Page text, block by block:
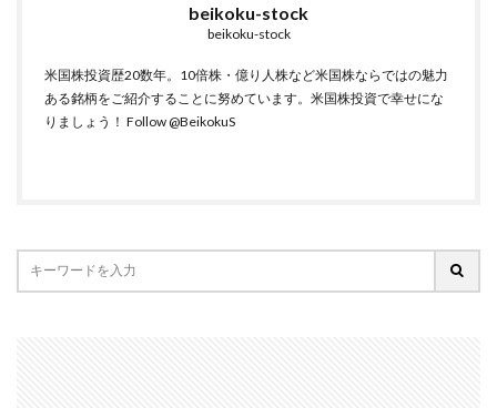
beikoku-stock
beikoku-stock
米国株投資歴20数年。10倍株・億り人株など米国株ならではの魅力
ある銘柄をご紹介することに努めています。米国株投資で幸せにな
りましょう！ Follow @BeikokuS